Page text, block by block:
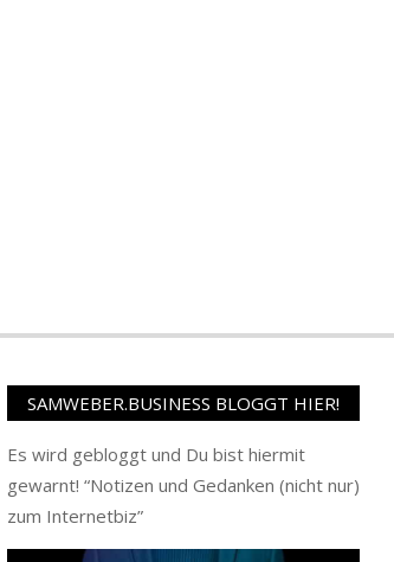
SAMWEBER.BUSINESS BLOGGT HIER!
Es wird gebloggt und Du bist hiermit
gewarnt! “Notizen und Gedanken (nicht nur)
zum Internetbiz”